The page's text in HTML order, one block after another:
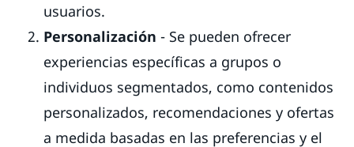
usuarios.
Personalización - Se pueden ofrecer
experiencias específicas a grupos o
individuos segmentados, como contenidos
personalizados, recomendaciones y ofertas
a medida basadas en las preferencias y el